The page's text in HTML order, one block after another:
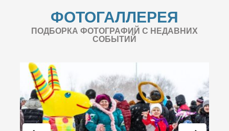
ФОТОГАЛЛЕРЕЯ
ПОДБОРКА ФОТОГРАФИЙ С НЕДАВНИХ
СОБЫТИЙ